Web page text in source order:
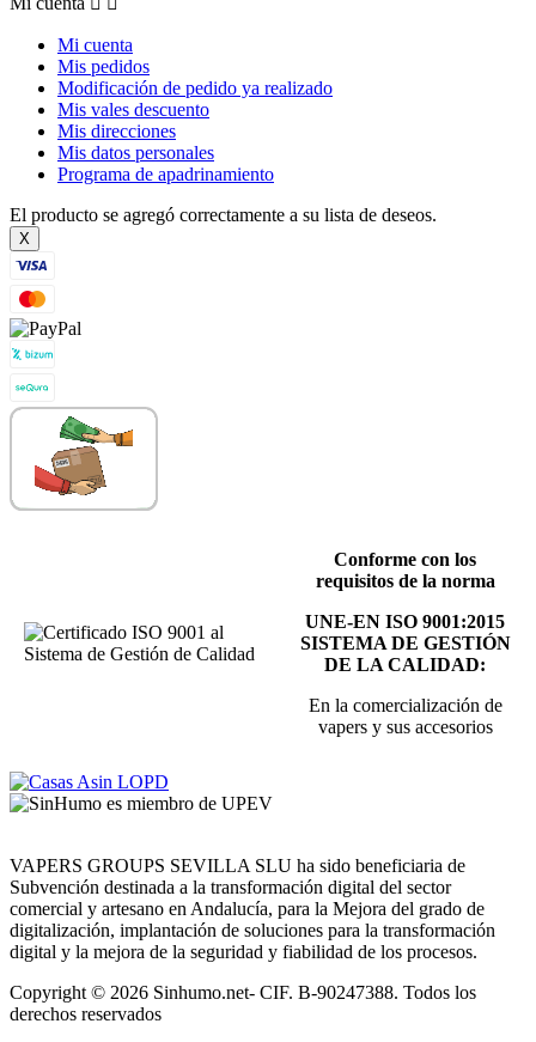
Mi cuenta
Mis pedidos
Modificación de pedido ya realizado
Mis vales descuento
Mis direcciones
Mis datos personales
Programa de apadrinamiento
El producto se agregó correctamente a su lista de deseos.
X
Conforme con los
requisitos de la norma
UNE-EN ISO 9001:2015
SISTEMA DE GESTIÓN
DE LA CALIDAD:
En la comercialización de
vapers y sus accesorios
VAPERS GROUPS SEVILLA SLU ha sido beneficiaria de
Subvención destinada a la transformación digital del sector
comercial y artesano en Andalucía, para la Mejora del grado de
digitalización, implantación de soluciones para la transformación
digital y la mejora de la seguridad y fiabilidad de los procesos.
Copyright © 2026 Sinhumo.net- CIF. B-90247388. Todos los
derechos reservados